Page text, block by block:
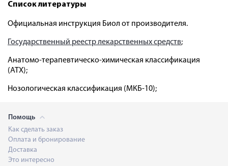
Список литературы
Официальная инструкция Биол от производителя.
Государственный реестр лекарственных средств;
Анатомо-терапевтическо-химическая классификация
(ATX);
Нозологическая классификация (МКБ-10);
Помощь
Как сделать заказ
Оплата и бронирование
Доставка
Это интересно